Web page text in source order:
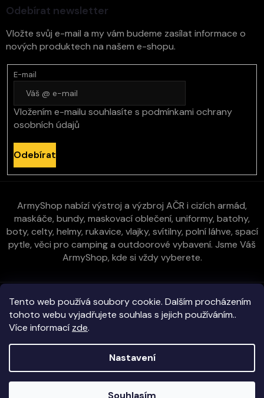
Tento web používá soubory cookie. Dalším procházením
tohoto webu vyjadřujete souhlas s jejich používáním..
Více informací zde.
Nastavení
Souhlasím
Odebírat newsletter
Vložte svůj e-mail a my vám budeme zasílat informace o
nových produktech na našem e-shopu.
E-mail
Vložením e-mailu souhlasíte s podmínkami ochrany
osobních údajů
Odebírat
ArmyShop nabízí výstroj a výzbroj AČR i cizích armád,
maskáče, bundy, maskovací oblečení, uniformy, batohy,
boty, celty, helmy, rukavice, vlajky, svítilny, polní láhve, spací
pytle, věci pro camping a outdoorové vybavení. Jsme Váš
ArmyShop, kde si vždy vyberete.
Zákaznická péče
Vše o nákupu
E-ArmyShop.cz . Všechna práva vyhrazena.